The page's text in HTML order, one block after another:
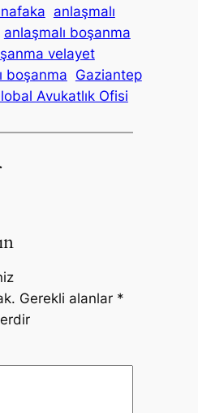
anlaşmalı
anlaşmalı boşanma
velayet
boşanma Gaziantep
Avukatlık Ofisi
Gerekli alanlar *